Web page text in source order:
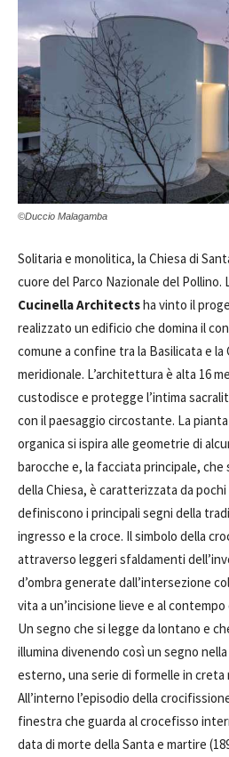
©Duccio Malagamba
Solitaria e monolitica, la Chiesa di
cuore del Parco Nazionale del Pollino.
Cucinella Architectsha vinto il
realizzato un edificio che domina il
comune a confine tra la Basilicata e la
meridionale. L’architettura è alta 16
custodisce e protegge l’intima
con il paesaggio circostante. La
organica si ispira alle geometrie di
barocche e, la facciata principale, che
della Chiesa, è caratterizzata da
definiscono i principali segni della
ingresso e la croce. Il simbolo della
attraverso leggeri sfaldamenti
d’ombra generate dall’intersezione
vita a un’incisione lieve e al
Un segno che si legge da lontano e
illumina divenendo così un segno
esterno, una serie di formelle in creta
All’interno l’episodio della
finestra che guarda al crocefisso
data di morte della Santa e martire